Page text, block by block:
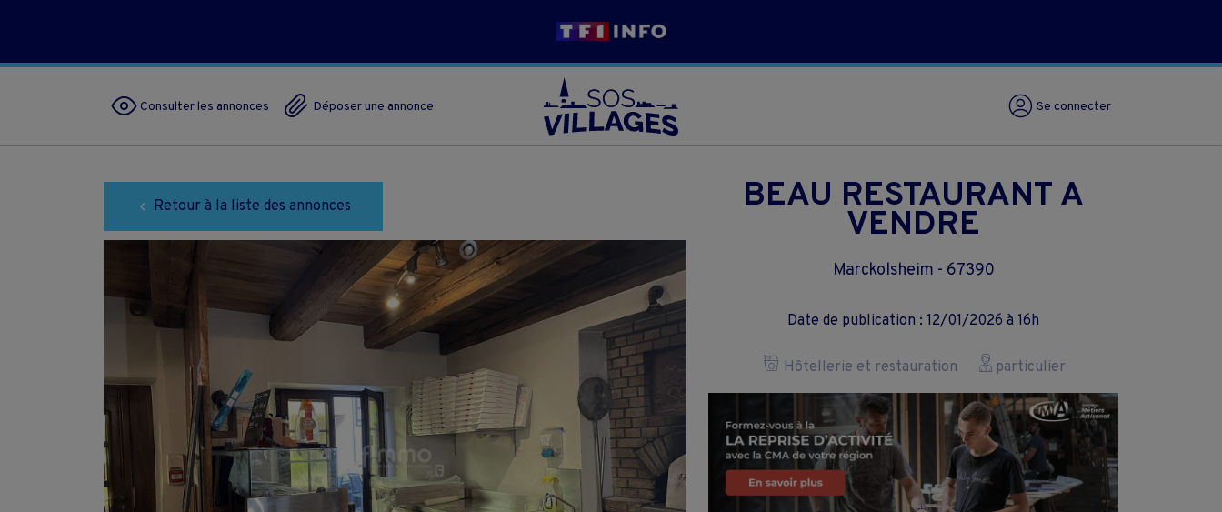
Consulter les annonces Déposer une annonce Se connecter
Retour à la liste des annonces BEAU RESTAURANT A
VENDRE
Marckolsheim - 67390
Date de publication : 12/01/2026 à 16h
Hôtellerie et restauration particulier